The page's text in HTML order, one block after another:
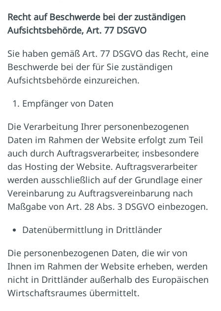
Recht auf Beschwerde bei der zuständigen
Aufsichtsbehörde, Art. 77 DSGVO
Sie haben gemäß Art. 77 DSGVO das Recht, eine
Beschwerde bei der für Sie zuständigen
Aufsichtsbehörde einzureichen.
Empfänger von Daten
Die Verarbeitung Ihrer personenbezogenen
Daten im Rahmen der Website erfolgt zum Teil
auch durch Auftragsverarbeiter, insbesondere
das Hosting der Website. Auftragsverarbeiter
werden ausschließlich auf der Grundlage einer
Vereinbarung zu Auftragsvereinbarung nach
Maßgabe von Art. 28 Abs. 3 DSGVO einbezogen.
Datenübermittlung in Drittländer
Die personenbezogenen Daten, die wir von
Ihnen im Rahmen der Website erheben, werden
nicht in Drittländer außerhalb des Europäischen
Wirtschaftsraumes übermittelt.